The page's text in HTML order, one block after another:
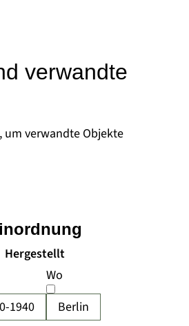
verwandte
um verwandte Objekte
Hergestellt
1940
Wo
Berlin